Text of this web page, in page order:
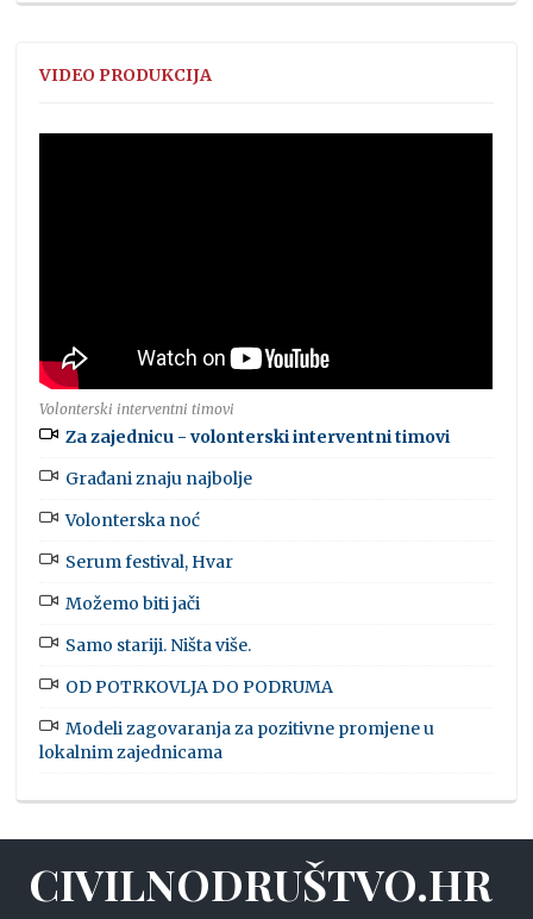
VIDEO PRODUKCIJA
Volonterski interventni timovi
Za zajednicu - volonterski interventni timovi
Građani znaju najbolje
Volonterska noć
Serum festival, Hvar
Možemo biti jači
Samo stariji. Ništa više.
OD POTRKOVLJA DO PODRUMA
Modeli zagovaranja za pozitivne promjene u
lokalnim zajednicama
CIVILNODRUŠTVO.HR